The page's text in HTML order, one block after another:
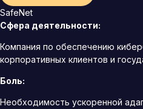
SafeNet
Сфера деятельности:
Компания по обеспечению
корпоративных клиентов и
Боль:
Необходимость ускоренной